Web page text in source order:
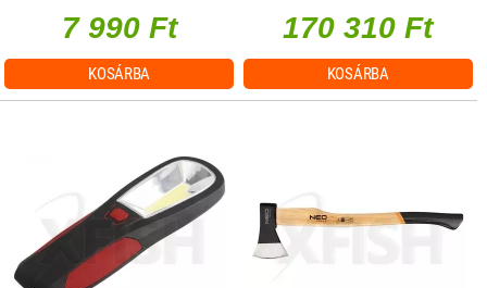
7 990 Ft
KOSÁRBA
170 310 Ft
KOSÁRBA